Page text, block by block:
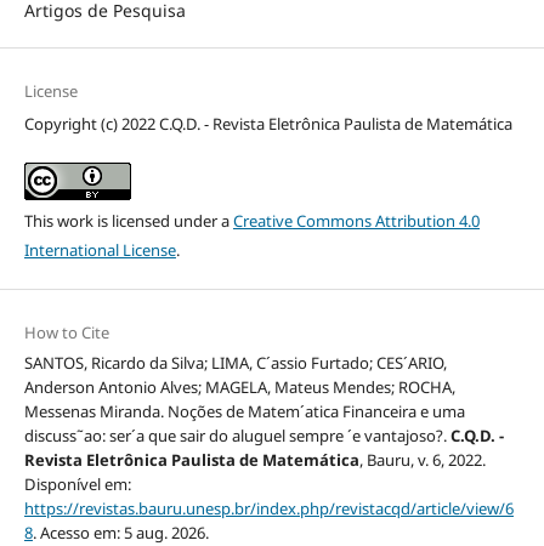
Artigos de Pesquisa
License
Copyright (c) 2022 C.Q.D. - Revista Eletrônica Paulista de Matemática
This work is licensed under aCreative Commons Attribution 4.0
International License.
How to Cite
SANTOS, Ricardo da Silva; LIMA, C´assio Furtado; CES´ARIO,
Anderson Antonio Alves; MAGELA, Mateus Mendes; ROCHA,
Messenas Miranda. Noções de Matem´atica Financeira e uma
discuss˜ao: ser´a que sair do aluguel sempre ´e vantajoso?.C.Q.D. -
Revista Eletrônica Paulista de Matemática, Bauru, v. 6, 2022.
Disponível em:
https://revistas.bauru.unesp.br/index.php/revistacqd/article/view/6
8. Acesso em: 5 aug. 2026.